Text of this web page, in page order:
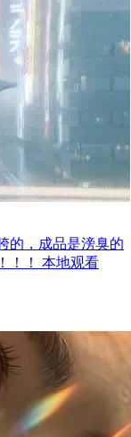
的，成品是滂臭的
！！ 本地观看